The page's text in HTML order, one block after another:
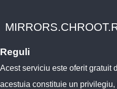
Reguli
Acest serviciu este oferit gratuit
acestuia constituie un